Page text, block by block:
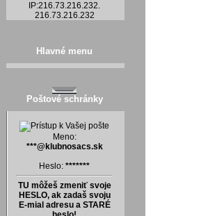
IP:216.73.216.232.
216.73.216.232
Hlavné menu
Poštové schránky
Meno:
***@klubnosacs.sk
Heslo: *******
TU môžeš zmeniť svoje
HESLO, ak zadaš svoju
E-mial adresu a STARÉ